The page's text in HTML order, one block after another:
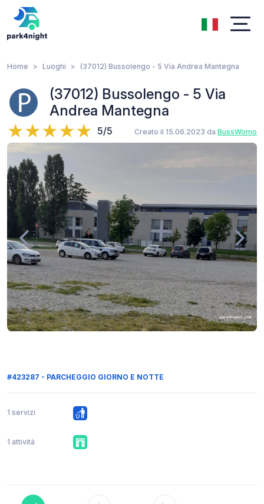
Home Luoghi (37012) Bussolengo - 5 Via Andrea Mantegna
(37012) Bussolengo - 5 Via
Andrea Mantegna
5/5 Creato il 15.06.2023 da BussWomo
#423287 - PARCHEGGIO GIORNO E NOTTE
1 servizi
1 attività